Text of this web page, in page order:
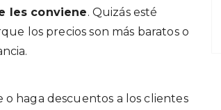
les conviene. Quizás esté
los precios son más baratos o
haga descuentos a los clientes